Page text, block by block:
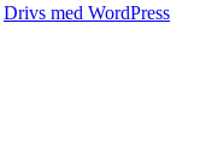
Drivs med WordPress